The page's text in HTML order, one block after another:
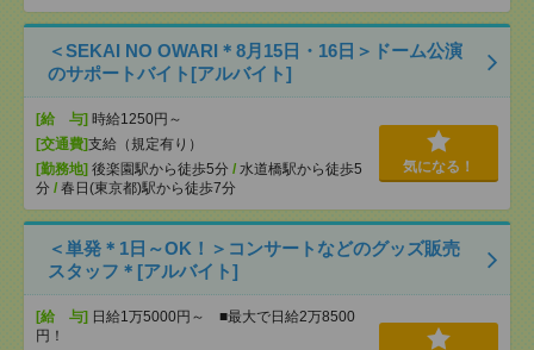
＜SEKAI NO OWARI＊8月15日・16日＞ドーム公演
のサポートバイト[アルバイト]
[給 与] 時給1250円～
[交通費]支給（規定有り）
[勤務地] 後楽園駅から徒歩5分 / 水道橋駅から徒歩5
分 / 春日(東京都)駅から徒歩7分
気になる！
＜単発＊1日～OK！＞コンサートなどのグッズ販売
スタッフ＊[アルバイト]
[給 与] 日給1万5000円～ ■最大で日給2万8500
円！